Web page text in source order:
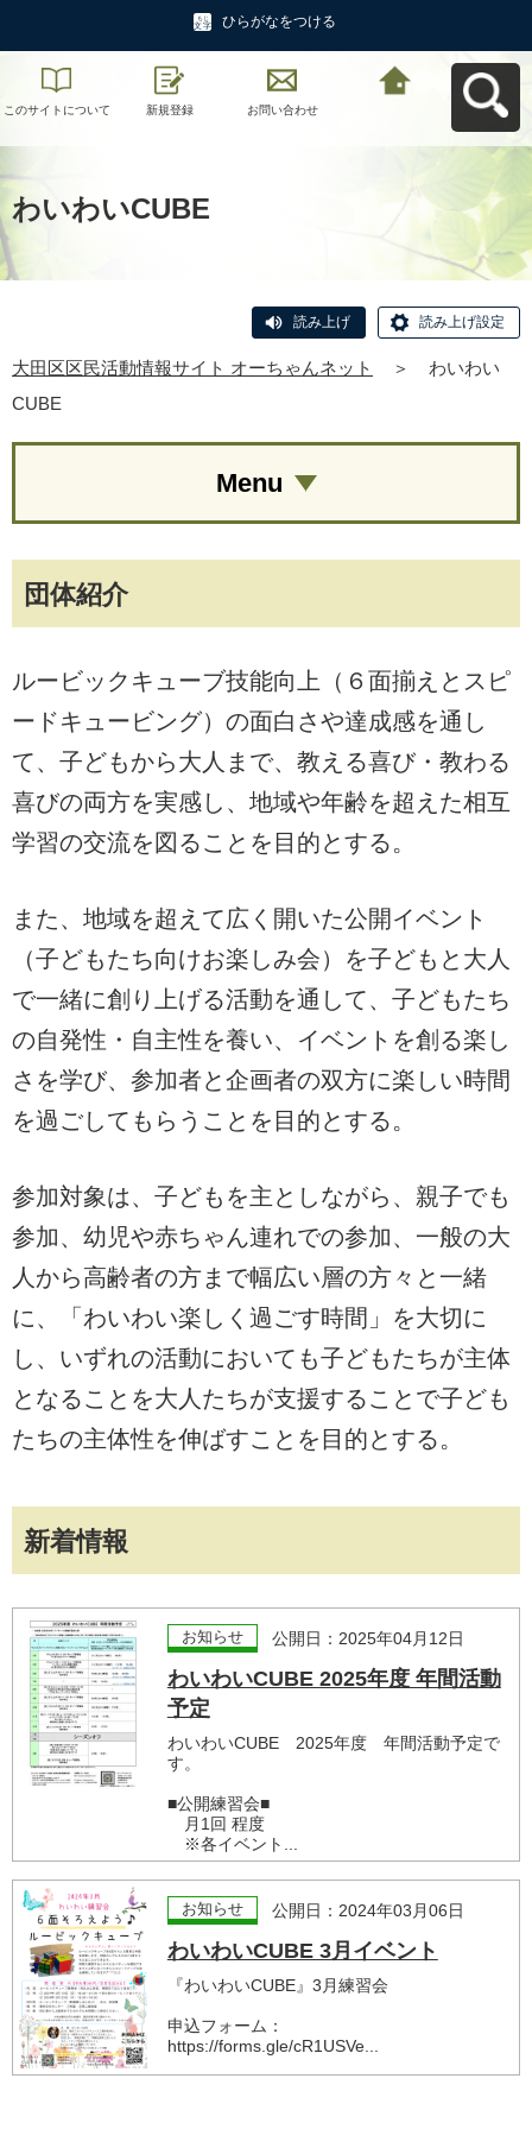
ひらがなをつける
このサイトについて 新規登録 お問い合わせ
わいわいCUBE
読み上げ 読み上げ設定
大田区区民活動情報サイト オーちゃんネット ＞
わいわい
CUBE
団体紹介
ルービックキューブ技能向上（６面揃えとスピ
ードキュービング）の面白さや達成感を通し
て、子どもから大人まで、教える喜び・教わる
喜びの両方を実感し、地域や年齢を超えた相互
学習の交流を図ることを目的とする。
また、地域を超えて広く開いた公開イベント
（子どもたち向けお楽しみ会）を子どもと大人
で一緒に創り上げる活動を通して、子どもたち
の自発性・自主性を養い、イベントを創る楽し
さを学び、参加者と企画者の双方に楽しい時間
を過ごしてもらうことを目的とする。
参加対象は、子どもを主としながら、親子でも
参加、幼児や赤ちゃん連れでの参加、一般の大
人から高齢者の方まで幅広い層の方々と一緒
に、「わいわい楽しく過ごす時間」を大切に
し、いずれの活動においても子どもたちが主体
となることを大人たちが支援することで子ども
たちの主体性を伸ばすことを目的とする。
新着情報
お知らせ 公開日：2025年04月12日
わいわいCUBE 2025年度 年間活動
予定
わいわいCUBE 2025年度 年間活動予定で
す。
■公開練習会■
月1回 程度
※各イベント...
お知らせ 公開日：2024年03月06日
わいわいCUBE 3月イベント
『わいわいCUBE』3月練習会
申込フォーム：
https://forms.gle/cR1USVe...
Menu